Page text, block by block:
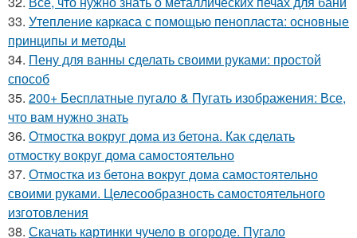
33. Утепление каркаса с помощью пенопласта: основные
принципы и методы
34. Пену для ванны сделать своими руками: простой
способ
35. 200+ Бесплатные пугало & Пугать изображения: Все,
что вам нужно знать
36. Отмостка вокруг дома из бетона. Как сделать
отмостку вокруг дома самостоятельно
37. Отмостка из бетона вокруг дома самостоятельно
своими руками. Целесообразность самостоятельного
изготовления
38. Скачать картинки чучело в огороде. Пугало